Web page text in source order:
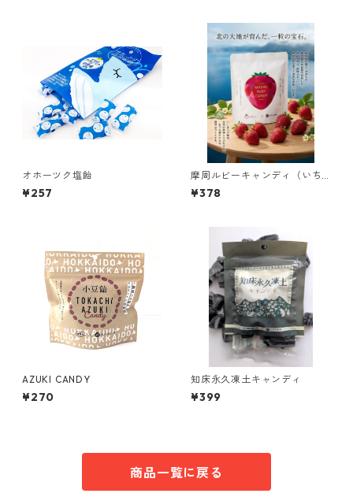
オホーツク塩飴
¥257
摩周ルビーキャンディ（いち
ご味）
¥378
AZUKI CANDY
¥270
知床永久凍土キャンディ
¥399
商品一覧に戻る